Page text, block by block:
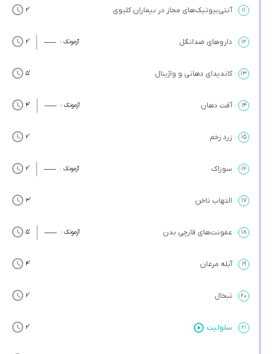
۱۱ آنتی‌بیوتیک‌های مجاز در بیماران کلیوی ’2
۱۲ داروهای ضدانگل آزمونک : ’2
۱۳ کاندیدای دهانی و واژینال ’5
۱۴ آفت دهان آزمونک : ’4
۱۵ زرد زخم ’2
۱۶ سوزاک آزمونک : ’2
۱۷ التهاب ناخن ’3
۱۸ عفونت‌های قارچی بدن آزمونک : ’5
۱۹ آبله مرغان ’4
۲۰ تبخال ’2
۲۱ سلولیت ’2